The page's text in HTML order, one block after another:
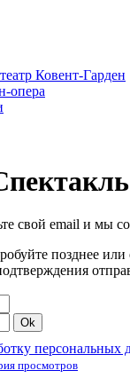
Ковент-Гарден
опера
свой email и мы
позднее
Ok
персональных
просмотров